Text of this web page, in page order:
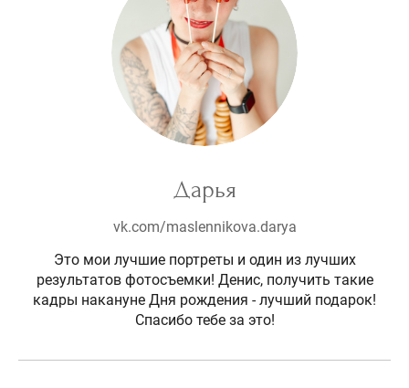
Дарья
vk.com/maslennikova.darya
Это мои лучшие портреты и один из лучших
результатов фотосъемки! Денис, получить такие
кадры накануне Дня рождения - лучший подарок!
Спасибо тебе за это!